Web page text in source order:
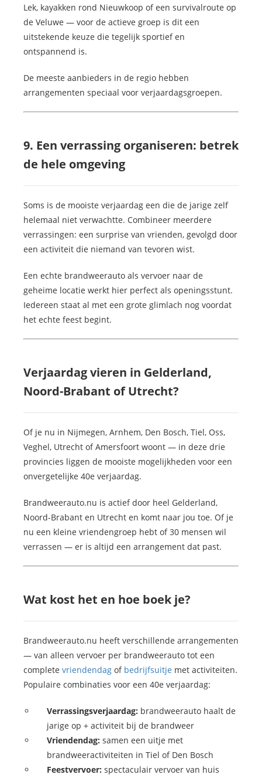
Lek, kayakken rond Nieuwkoop of een survivalroute op
de Veluwe — voor de actieve groep is dit een
uitstekende keuze die tegelijk sportief en
ontspannend is.
De meeste aanbieders in de regio hebben
arrangementen speciaal voor verjaardagsgroepen.
9. Een verrassing organiseren: betrek
de hele omgeving
Soms is de mooiste verjaardag een die de jarige zelf
helemaal niet verwachtte. Combineer meerdere
verrassingen: een surprise van vrienden, gevolgd door
een activiteit die niemand van tevoren wist.
Een echte brandweerauto als vervoer naar de
geheime locatie werkt hier perfect als openingsstunt.
Iedereen staat al met een grote glimlach nog voordat
het echte feest begint.
Verjaardag vieren in Gelderland,
Noord-Brabant of Utrecht?
Of je nu in Nijmegen, Arnhem, Den Bosch, Tiel, Oss,
Veghel, Utrecht of Amersfoort woont — in deze drie
provincies liggen de mooiste mogelijkheden voor een
onvergetelijke 40e verjaardag.
Brandweerauto.nu is actief door heel Gelderland,
Noord-Brabant en Utrecht en komt naar jou toe. Of je
nu een kleine vriendengroep hebt of 30 mensen wil
verrassen — er is altijd een arrangement dat past.
Wat kost het en hoe boek je?
Brandweerauto.nu heeft verschillende arrangementen
— van alleen vervoer per brandweerauto tot een
complete vriendendag of bedrijfsuitje met activiteiten.
Populaire combinaties voor een 40e verjaardag:
Verrassingsverjaardag: brandweerauto haalt de
jarige op + activiteit bij de brandweer
Vriendendag: samen een uitje met
brandweeractiviteiten in Tiel of Den Bosch
Feestvervoer: spectaculair vervoer van huis